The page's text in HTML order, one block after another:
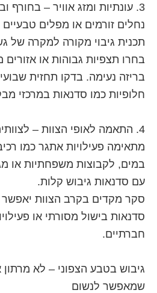
3. עונתיות ומזג אוויר – בחורף
נחלים זורמים או מפלים
תכנית גיבוי מקורה למקרה של
בחרו תצפיות גבוהות או
בריזה נעימה. בדקו תחזית
חלופיות כמו סדנאות במרכזי
4. התאמה לאופי הצוות –
מתאימה פעילויות אתגר כמו
במים, לקבוצות משפחתיות או
עם סדנאות גיבוש קלות.
סקר מקדים בקרב הצוות
סדנאות בישול מסורתי או
חברתיים.
גיבוש בטבע הצפוני – לא
שמאפשר לנשום